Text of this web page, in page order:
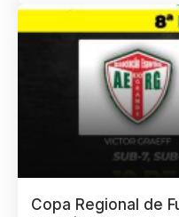
Copa Regional de